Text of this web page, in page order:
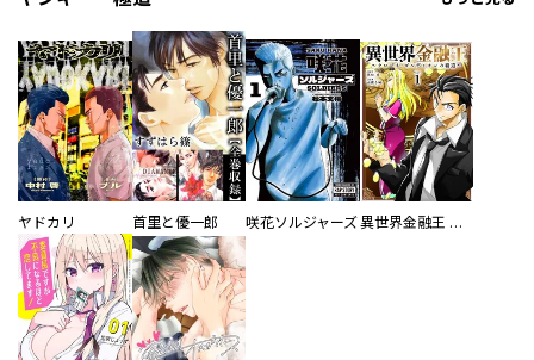
ヤドカリ 首里と優一郎 咲花ソルジャーズ 異世界金融王 ～クローネ・ゴルディオンの覇道～